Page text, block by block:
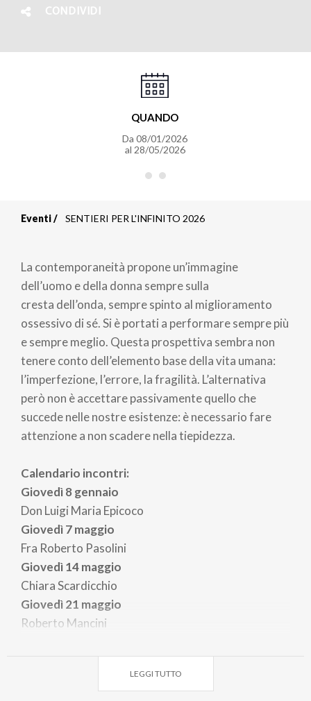
CONDIVIDI
QUANDO
Da08/01/2026
al 28/05/2026
di
pane
Eventi SENTIERI PER L'INFINITO 2026
La contemporaneità propone un’immagine
dell’uomo e della donna sempre sulla
cresta dell’onda, sempre spinto al miglioramento
ossessivo di sé. Si è portati a performare sempre più
e sempre meglio. Questa prospettiva sembra non
tenere conto dell’elemento base della vita umana:
l’imperfezione, l’errore, la fragilità. L’alternativa
però non è accettare passivamente quello che
succede nelle nostre esistenze: è necessario fare
attenzione a non scadere nella tiepidezza.
Calendario incontri:
Giovedì8 gennaio
Don Luigi Maria Epicoco
Giovedì7 maggio
Fra Roberto Pasolini
Giovedì14 maggio
Chiara Scardicchio
Giovedì21 maggio
Roberto Mancini
LEGGI TUTTO